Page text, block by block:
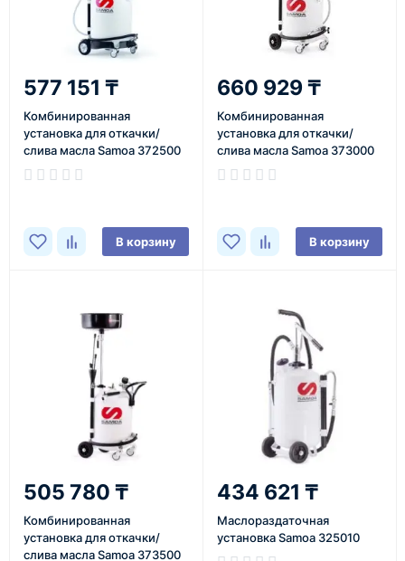
577 151 ₸
Комбинированная
установка для откачки/
слива масла Samoa 372500
В корзину
660 929 ₸
Комбинированная
установка для откачки/
слива масла Samoa 373000
В корзину
505 780 ₸
Комбинированная
установка для откачки/
слива масла Samoa 373500
434 621 ₸
Маслораздаточная
установка Samoa 325010